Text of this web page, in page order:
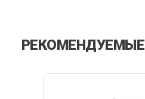
РЕКОМЕНДУЕМЫЕ